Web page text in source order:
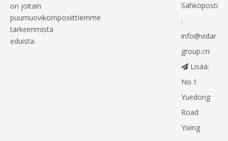
on joitain
puumuovikomposiittiemme
tärkeimmistä
eduista.
Sähköposti
:
info@vidar
group.cn
Lisää:
No.1
Yuedong
Road
Yixing